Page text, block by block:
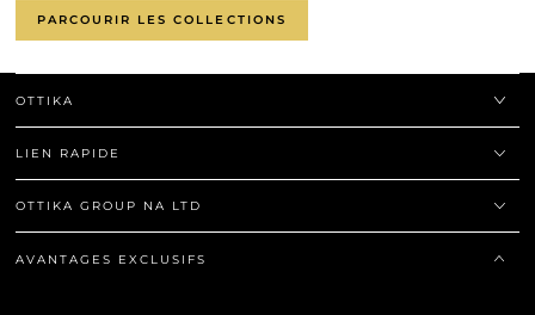
PARCOURIR LES COLLECTIONS
OTTIKA
LIEN RAPIDE
OTTIKA GROUP NA LTD
AVANTAGES EXCLUSIFS